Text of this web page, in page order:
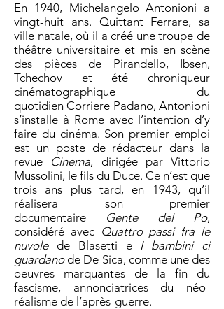
En 1940, Michelangelo Antonioni a
vingt-huit ans. Quittant Ferrare, sa
ville natale, où il a créé une troupe de
théâtre universitaire et mis en scène
des pièces de Pirandello, Ibsen,
Tchechov et été chroniqueur
cinématographique du
quotidien Corriere Padano, Antonioni
s’installe à Rome avec l’intention d’y
faire du cinéma. Son premier emploi
est un poste de rédacteur dans la
revue Cinema, dirigée par Vittorio
Mussolini, le fils du Duce. Ce n’est que
trois ans plus tard, en 1943, qu’il
réalisera son premier
documentaire Gente del Po,
considéré avec Quattro passi fra le
nuvolede Blasetti e I bambini ci
guardanode De Sica, comme une des
oeuvres marquantes de la fin du
fascisme, annonciatrices du néo-
réalisme de l’après-guerre.